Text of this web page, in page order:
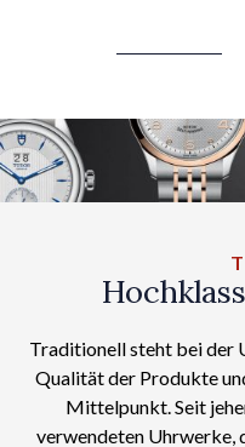
Traditionell steht bei der
Qualität der Produkte
Mittelpunkt. Seit
verwendeten Uhrwerke,